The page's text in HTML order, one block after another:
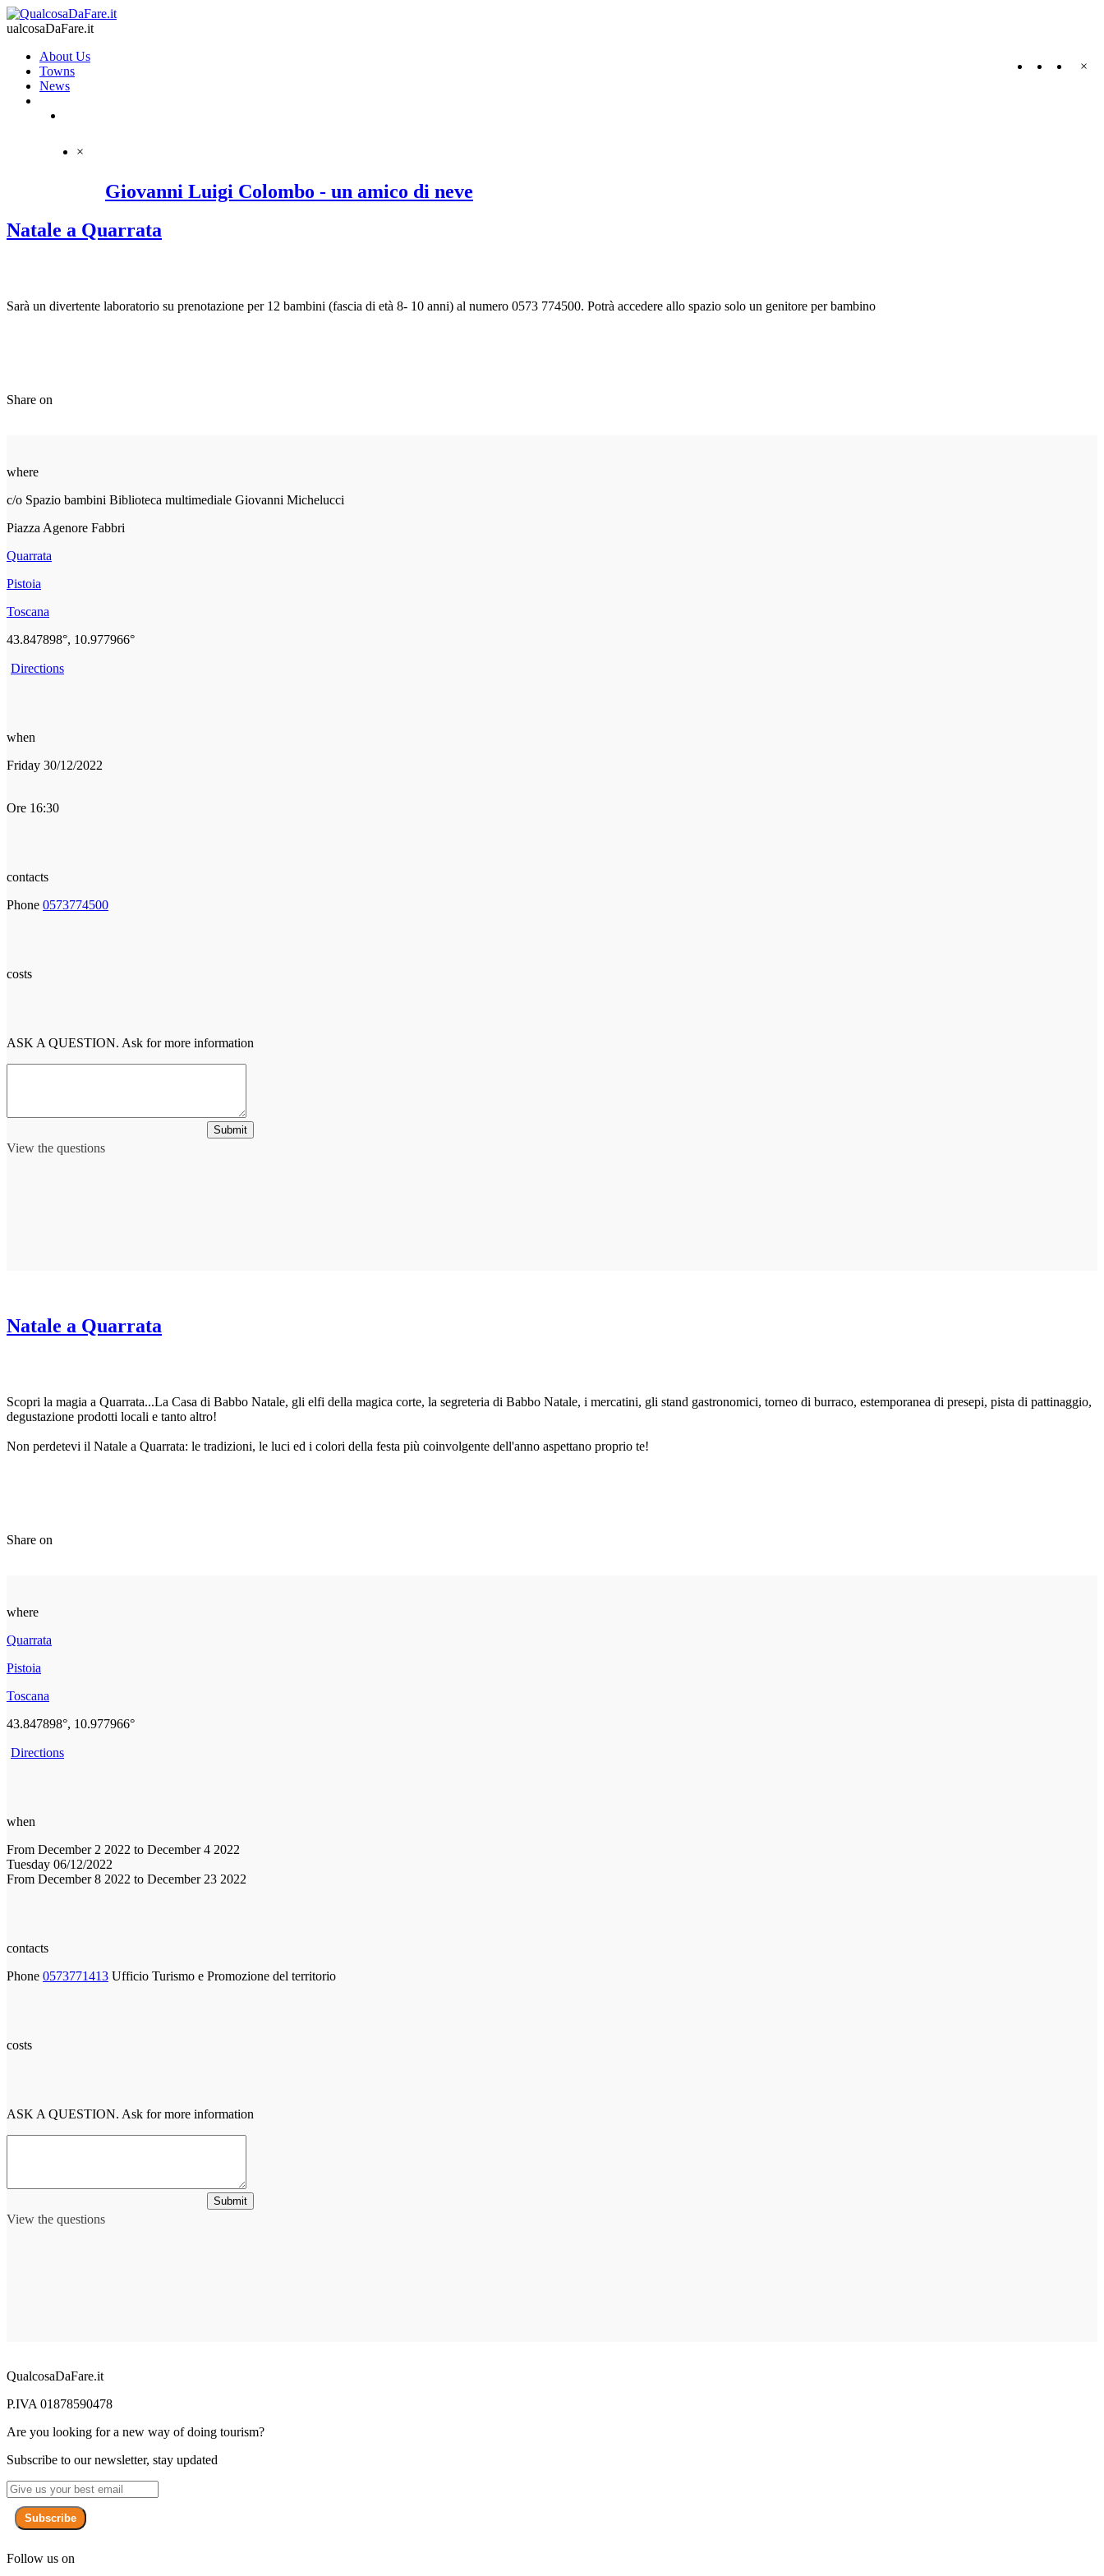
ualcosaDaFare.it
×
About Us
Towns
News
×
Giovanni Luigi Colombo - un amico di neve
Natale a Quarrata
Sarà un divertente laboratorio su prenotazione per 12 bambini (fascia di età 8- 10 anni) al numero 0573 774500. Potrà accedere allo spazio solo un genitore per bambino
Share on
where
c/o Spazio bambini Biblioteca multimediale Giovanni Michelucci
Piazza Agenore Fabbri
Quarrata
Pistoia
Toscana
43.847898°, 10.977966°
Directions
when
Friday 30/12/2022
Ore 16:30
contacts
Phone 0573774500
costs
ASK A QUESTION. Ask for more information
View the questions
Submit
Natale a Quarrata
Scopri la magia a Quarrata...La Casa di Babbo Natale, gli elfi della magica corte, la segreteria di Babbo Natale, i mercatini, gli stand gastronomici, torneo di burraco, estemporanea di presepi, pista di pattinaggio,
degustazione prodotti locali e tanto altro!
Non perdetevi il Natale a Quarrata: le tradizioni, le luci ed i colori della festa più coinvolgente dell'anno aspettano proprio te!
Share on
where
Quarrata
Pistoia
Toscana
43.847898°, 10.977966°
Directions
when
From December 2 2022 to December 4 2022
Tuesday 06/12/2022
From December 8 2022 to December 23 2022
contacts
Phone 0573771413 Ufficio Turismo e Promozione del territorio
costs
ASK A QUESTION. Ask for more information
View the questions
Submit
QualcosaDaFare.it
P.IVA 01878590478
Are you looking for a new way of doing tourism?
Subscribe to our newsletter, stay updated
Subscribe
Follow us on